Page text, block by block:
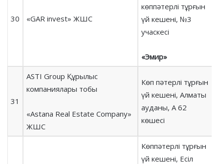
30 «GAR invest» ЖШС
көппәтерлі тұрғын
үй кешені, №3
учаскесі
«Эмир»
31
ASTI Group Құрылыс
компаниялары тобы
«Astana Real Estate Compаny»
ЖШС
Көп пәтерлі тұрғын
үй кешені, Алматы
ауданы, А 62
көшесі
Көппәтерлі тұрғын
үй кешені, Есіл